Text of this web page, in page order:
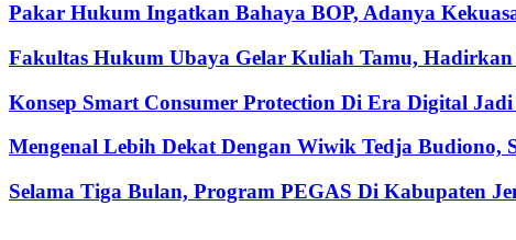
Pakar Hukum Ingatkan Bahaya BOP, Adanya
Fakultas Hukum Ubaya Gelar Kuliah Tamu,
Konsep Smart Consumer Protection Di Era Digital
Mengenal Lebih Dekat Dengan Wiwik Tedja Budiono,
Selama Tiga Bulan, Program PEGAS Di Kabupaten